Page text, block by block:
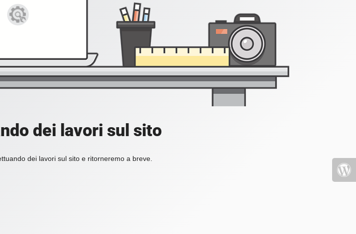
dei lavori sul sito
dei lavori sul sito e ritorneremo a breve.